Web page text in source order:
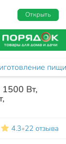
Открыть
пищи
1500 Вт,
4.3•22 отзыва